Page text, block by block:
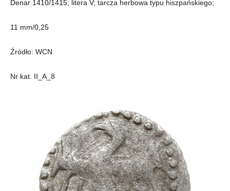
Denar 1410/1415; litera V; tarcza herbowa typu hiszpańskiego;
11 mm/0,25
Źródło: WCN
Nr kat. II_A_8